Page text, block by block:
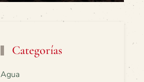
Categorías
Agua